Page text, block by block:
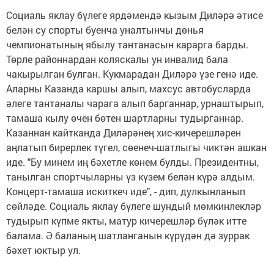
Социаль яклау бүлеге ярдәмендә кызым Диләрә әтисе
белән су спорты буенча уналтынчы дөнья
чемпионатының ябылу тантанасын карарга барды.
Төрле районнардан коляскалы ун инвалид бала
чакырылган булган. Кукмарадан Диләрә үзе генә иде.
Аларны Казанда каршы алып, махсус автобусларда
әлеге тантаналы чарага алып барганнар, урнаштырып,
тамаша кылу өчен бөтен шартларны тудырганнар.
Казаннан кайтканда Диләрәнең хис-кичерешләрен
аңлатып бирерлек түгел, сөенеч-шатлыгы чиктән ашкан
иде. "Бу минем иң бәхетле көнем булды. Президентны,
танылган спортчыларны үз күзем белән күрә алдым.
Концерт-тамаша искиткеч иде", - дип, дулкынланып
сөйләде. Социаль яклау бүлеге шундый мөмкинлекләр
тудырып күпме якты, матур кичерешләр бүләк итте
балама. Ә баланың шатланганын күрүдән дә зуррак
бәхет юктыр ул.